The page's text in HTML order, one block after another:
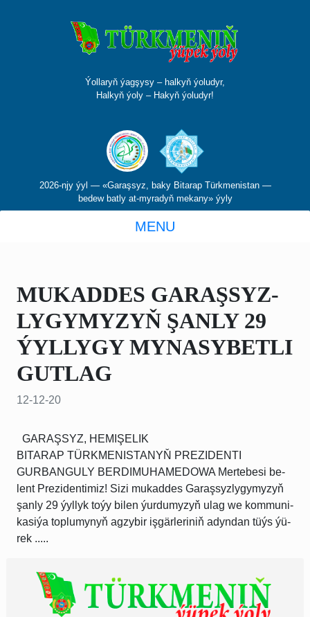
Ýollaryň ýagşysy – halkyň ýoludyr,
Halkyň ýoly – Hakyň ýoludyr!
2026-njy ýyl — «Garaşsyz, baky Bitarap Türkmenistan —
bedew batly at-myradyň mekany» ýyly
MENU
MU­KAD­DES GA­RAŞ­SYZ­
LY­GY­MY­ZYŇ ŞAN­LY 29
ÝYL­LYGY MYNASYBETLI
GUTLAG
12-12-20
GARAŞSYZ, HEMIŞELIK
BITARAP TÜRKMENISTANYŇ PREZIDENTI
GURBANGULY BERDIMUHAMEDOWA Mer­te­be­si be­
lent Pre­zi­den­ti­miz! Si­zi mu­kad­des Ga­raş­syz­ly­gy­my­zyň
şan­ly 29 ýyl­lyk to­ýy bi­len ýur­du­my­zyň ulag we kom­mu­ni­
ka­si­ýa top­lu­my­nyň ag­zy­bir iş­gär­le­ri­niň adyn­dan tüýs ýü­
rek .....